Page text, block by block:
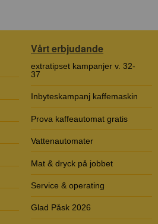
Vårt erbjudande
extratipset kampanjer v. 32-
37
Inbyteskampanj kaffemaskin
Prova kaffeautomat gratis
Vattenautomater
Mat & dryck på jobbet
Service & operating
Glad Påsk 2026